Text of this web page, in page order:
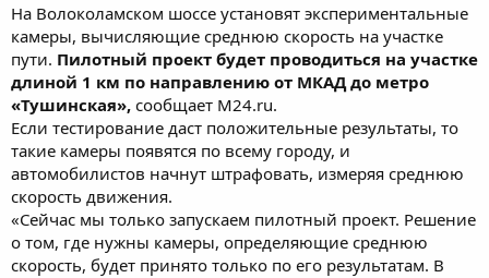
На Волоколамском шоссе установят экспериментальные
камеры, вычисляющие среднюю скорость на участке
пути. Пилотный проект будет проводиться на участке
длиной 1 км по направлению от МКАД до метро
«Тушинская», сообщает М24.ru.
Если тестирование даст положительные результаты, то
такие камеры появятся по всему городу, и
автомобилистов начнут штрафовать, измеряя среднюю
скорость движения.
«Сейчас мы только запускаем пилотный проект. Решение
о том, где нужны камеры, определяющие среднюю
скорость, будет принято только по его результатам. В